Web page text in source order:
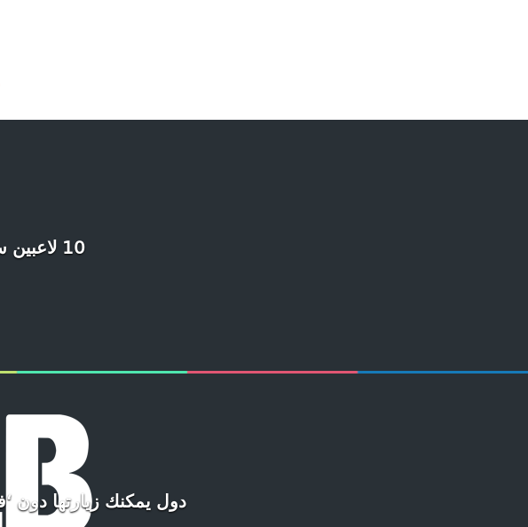
10 لاعبين سيظلون في مخيلة كل 'ودادي'
دول يمكنك زيارتها دون